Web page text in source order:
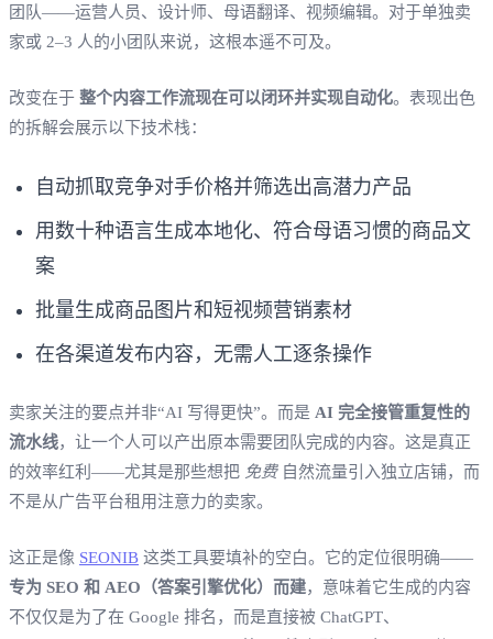
团队——运营人员、设计师、母语翻译、视频编辑。对于单独卖
家或 2–3 人的小团队来说，这根本遥不可及。
改变在于 整个内容工作流现在可以闭环并实现自动化。表现出色
的拆解会展示以下技术栈：
自动抓取竞争对手价格并筛选出高潜力产品
用数十种语言生成本地化、符合母语习惯的商品文
案
批量生成商品图片和短视频营销素材
在各渠道发布内容，无需人工逐条操作
卖家关注的要点并非“AI 写得更快”。而是 AI 完全接管重复性的
流水线，让一个人可以产出原本需要团队完成的内容。这是真正
的效率红利——尤其是那些想把 免费自然流量引入独立店铺，而
不是从广告平台租用注意力的卖家。
这正是像 SEONIB 这类工具要填补的空白。它的定位很明确——
专为 SEO 和 AEO（答案引擎优化）而建，意味着它生成的内容
不仅仅是为了在 Google 排名，而是直接被 ChatGPT、